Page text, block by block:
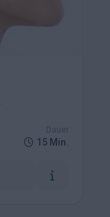
Dauer
15 Min.